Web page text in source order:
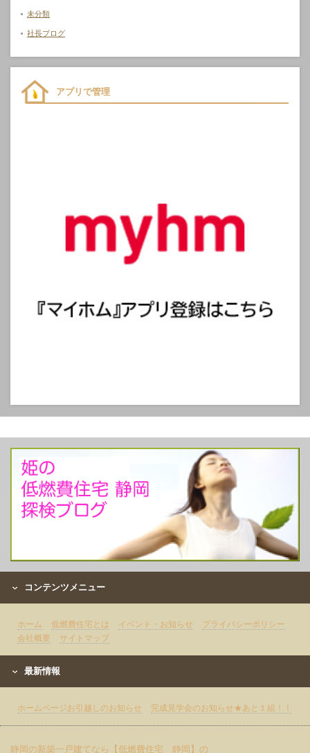
未分類
社長ブログ
アプリで管理
コンテンツメニュー
ホーム 低燃費住宅とは イベント・お知らせ
プライバシーポリシー
会社概要
サイトマップ
最新情報
ホームページお引越しのお知らせ 完成見学会のお知らせ★あと１組！！
静岡の新築一戸建てなら【低燃費住宅 静岡】の